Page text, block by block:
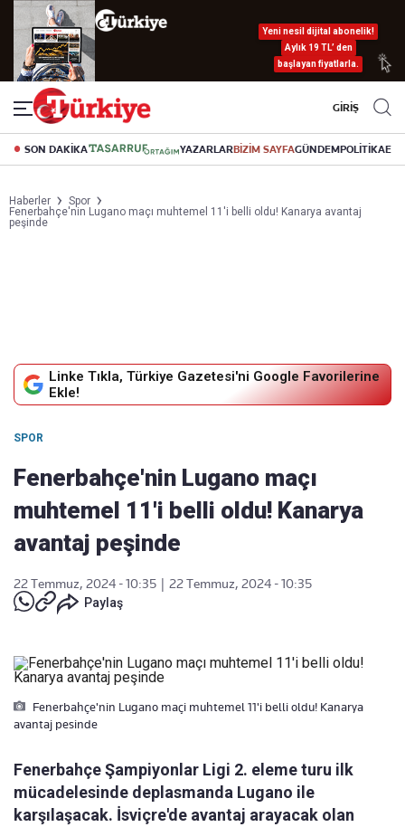
Yeni nesil dijital abonelik!
Aylık 19 TL’ den
başlayan fiyatlarla.
GİRİŞ
SON DAKİKA YAZARLARBİZİM SAYFAGÜNDEMPOLİTİKA
Haberler
Spor
Fenerbahçe'nin Lugano maçı muhtemel 11'i belli oldu! Kanarya avantaj
peşinde
Linke Tıkla, Türkiye Gazetesi'ni Google Favorilerine
Ekle!
SPOR
Fenerbahçe'nin Lugano maçı
muhtemel 11'i belli oldu! Kanarya
avantaj peşinde
22 Temmuz, 2024 - 10:35
22 Temmuz, 2024 - 10:35
Paylaş
Fenerbahçe'nin Lugano maçi muhtemel 11'i belli oldu! Kanarya
avantaj pesinde
Fenerbahçe Şampiyonlar Ligi 2. eleme turu ilk
mücadelesinde deplasmanda Lugano ile
karşılaşacak. İsviçre'de avantaj arayacak olan